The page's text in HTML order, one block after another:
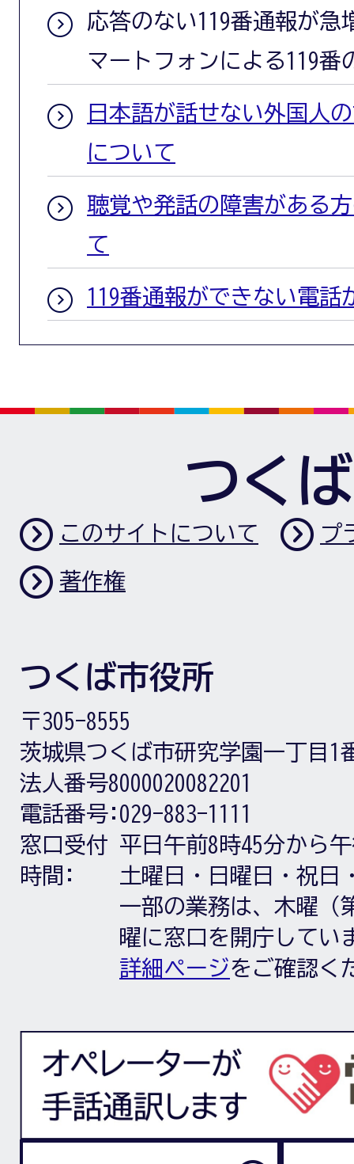
応答のない119番通報が急
マートフォンによる119番
日本語が話せない外国人
について
聴覚や発話の障害がある
て
119番通報ができない電話
つく
このサイトについて プ
著作権
つくば市役所
〒305-8555
茨城県つくば市研究学園一丁目1
法人番号8000020082201
電話番号: 029-883-1111
窓口受付
時間:
平日午前8時45分から
土曜日・日曜日・祝日
一部の業務は、木曜（
曜に窓口を開庁してい
詳細ページをご確認く